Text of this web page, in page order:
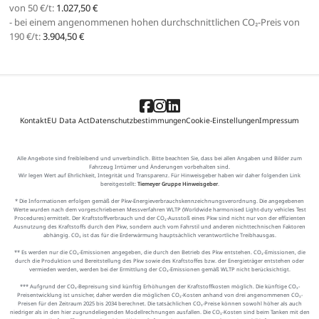
von 50 €/t: 1.027,50 €
- bei einem angenommenen hohen durchschnittlichen CO₂-Preis von
190 €/t:3.904,50 €
KontaktEU Data ActDatenschutzbestimmungenCookie-EinstellungenImpressum
Alle Angebote sind freibleibend und unverbindlich. Bitte beachten Sie, dass bei allen Angaben und Bilder zum
Fahrzeug Irrtümer und Änderungen vorbehalten sind.
Wir legen Wert auf Ehrlichkeit, Integrität und Transparenz. Für Hinweisgeber haben wir daher folgenden Link
bereitgestellt: Tiemeyer Gruppe Hinweisgeber.
* Die Informationen erfolgen gemäß der Pkw-Energieverbrauchskennzeichnungsverordnung. Die angegebenen
Werte wurden nach dem vorgeschriebenen Messverfahren WLTP (Worldwide harmonised Light-duty vehicles Test
Procedures) ermittelt. Der Kraftstoffverbrauch und der CO₂-Ausstoß eines Pkw sind nicht nur von der effizienten
Ausnutzung des Kraftstoffs durch den Pkw, sondern auch vom Fahrstil und anderen nichttechnischen Faktoren
abhängig. CO₂ ist das für die Erderwärmung hauptsächlich verantwortliche Treibhausgas.
** Es werden nur die CO₂-Emissionen angegeben, die durch den Betrieb des Pkw entstehen. CO₂-Emissionen, die
durch die Produktion und Bereitstellung des Pkw sowie des Kraftstoffes bzw. der Energieträger entstehen oder
vermieden werden, werden bei der Ermittlung der CO₂-Emissionen gemäß WLTP nicht berücksichtigt.
*** Aufgrund der CO₂-Bepreisung sind künftig Erhöhungen der Kraftstoffkosten möglich. Die künftige CO₂-
Preisentwicklung ist unsicher, daher werden die möglichen CO₂-Kosten anhand von drei angenommenen CO₂-
Preisen für den Zeitraum 2025 bis 2034 berechnet. Die tatsächlichen CO₂-Preise können sowohl höher als auch
niedriger als in den hier zugrundeliegenden Modellrechnungen ausfallen. Die CO₂-Kosten sind beim Tanken mit den